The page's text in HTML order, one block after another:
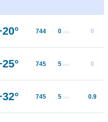
744 0 m/s 0
745 5 m/s 0
745 5 m/s 0.9